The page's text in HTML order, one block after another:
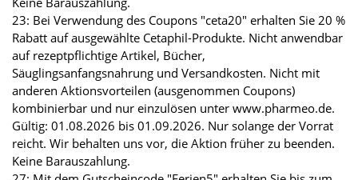
23: Bei Verwendung des Coupons "ceta20" erhalten Sie 20 %
Rabatt auf ausgewählte Cetaphil-Produkte. Nicht anwendbar
auf rezeptpflichtige Artikel, Bücher,
Säuglingsanfangsnahrung und Versandkosten. Nicht mit
anderen Aktionsvorteilen (ausgenommen Coupons)
kombinierbar und nur einzulösen unter www.pharmeo.de.
Gültig: 01.08.2026 bis 01.09.2026. Nur solange der Vorrat
reicht. Wir behalten uns vor, die Aktion früher zu beenden.
Keine Barauszahlung.